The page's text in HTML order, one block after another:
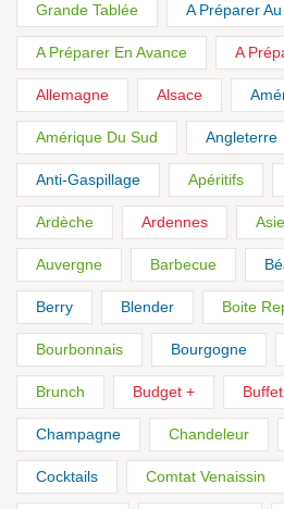
Grande Tablée A Préparer
A Préparer En Avance A
Allemagne Alsace
Amérique Du Sud Angleterre
Anti-Gaspillage Apéritifs
Ardèche Ardennes Asie
Auvergne Barbecue
Berry Blender Boite
Bourbonnais Bourgogne
Brunch Budget +
Champagne Chandeleur
Cocktails Comtat Venaissin